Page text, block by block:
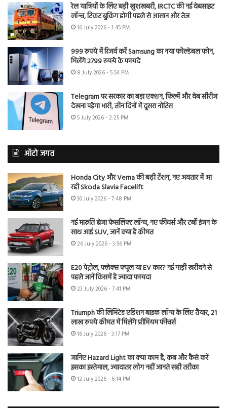
रेल यात्रियों के लिए बड़ी खुशखबरी, IRCTC की नई वेबसाइट
लॉन्च, टिकट बुकिंग होगी पहले से आसान और तेज
16 July 2026 - 1:45 PM
999 रुपये में रिजर्व करें Samsung का नया फोल्डेबल फोन,
मिलेंगे 2799 रुपये के फायदे
8 July 2026 - 5:54 PM
Telegram पर सरकार का बड़ा एक्शन, फिल्में और वेब सीरीज
देखना पड़ेगा भारी, तीन दिनों में दूसरा नोटिस
5 July 2026 - 2:25 PM
ऑटो जगत
Honda City और Verna की बढ़ी टेंशन, नए अवतार में आ
रही Skoda Slavia Facelift
30 July 2026 - 7:48 PM
नई मारुति ब्रेजा फेसलिफ्ट लॉन्च, नए फीचर्स और टर्बो इंजन के
साथ आई SUV, जानें क्या है कीमत
26 July 2026 - 3:56 PM
E20 पेट्रोल, फ्लेक्स फ्यूल या EV कार? नई गाड़ी खरीदने से
पहले जानें किसमें है ज्यादा फायदा
23 July 2026 - 7:41 PM
Triumph की लिमिटेड एडिशन बाइक लॉन्च के लिए तैयार, 21
लाख रुपये कीमत में मिलेंगे प्रीमियम फीचर्स
16 July 2026 - 3:17 PM
जानिए Hazard Light का क्या काम है, कब और कैसे करें
इसका इस्तेमाल, ज्यादातर लोग नहीं जानते सही तरीका
12 July 2026 - 6:14 PM